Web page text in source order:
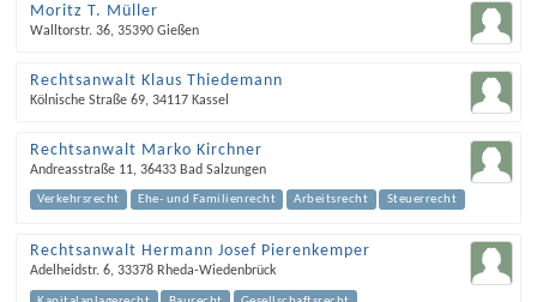
Moritz T. Müller
Walltorstr. 36, 35390 Gießen
Rechtsanwalt Klaus Thiedemann
Kölnische Straße 69, 34117 Kassel
Rechtsanwalt Marko Kirchner
Andreasstraße 11, 36433 Bad Salzungen
Verkehrsrecht Ehe- und Familienrecht Arbeitsrecht Steuerrecht
Rechtsanwalt Hermann Josef Pierenkemper
Adelheidstr. 6, 33378 Rheda-Wiedenbrück